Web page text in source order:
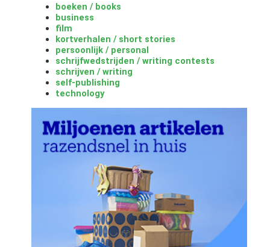
boeken / books
business
film
kortverhalen / short stories
persoonlijk / personal
schrijfwedstrijden / writing contests
schrijven / writing
self-publishing
technology